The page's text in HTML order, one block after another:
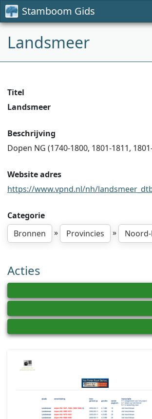
Stamboom Gids
Landsmeer
Titel
Landsmeer
Beschrijving
Dopen NG (1740-1800, 1801-1811,
Website adres
https://www.vpnd.nl/nh/
Categorie
Bronnen
» Provincies »
Acties